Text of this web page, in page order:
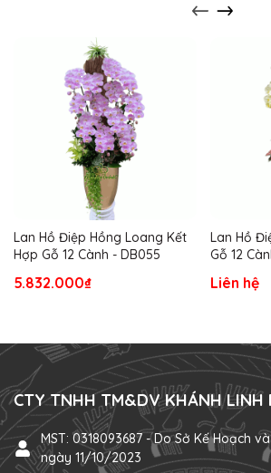
Lan Hồ Điệp Hồng Loang Kết
Hợp Gỗ 12 Cành - DB055
5.832.000₫
Lan Hồ
Gỗ 12
Liên hệ
CTY TNHH TM&DV KHÁNH LINH
MST: 0318093687 - Do Sở Kế Hoạch
ngày 11/10/2023